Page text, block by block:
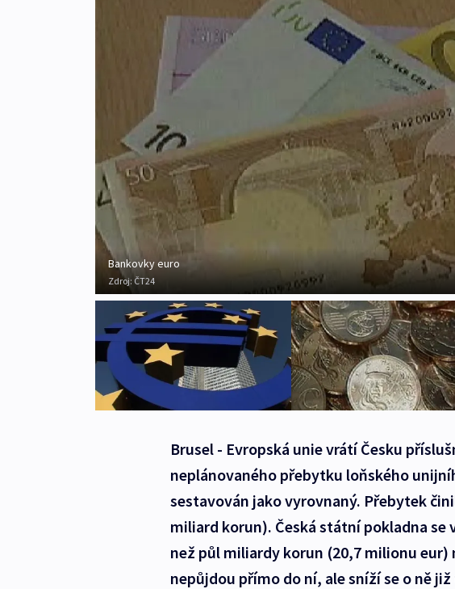
Bankovky euro
Zdroj: ČT24
Brusel - Evropská unie vrátí Česku
neplánovaného přebytku loňského
sestavován jako vyrovnaný. Přebytek
miliard korun). Česká státní pokladna se
než půl miliardy korun (20,7 milionu
nepůjdou přímo do ní, ale sníží se o ně